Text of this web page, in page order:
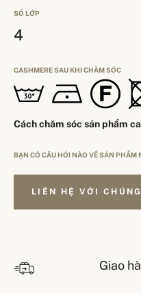
SỐ LỚP
4
CASHMERE SAU KHI CHĂM SÓC
Cách chăm sóc sản phẩm
BẠN CÓ CÂU HỎI NÀO VỀ SẢN PHẨM
LIÊN HỆ VỚI
Giao